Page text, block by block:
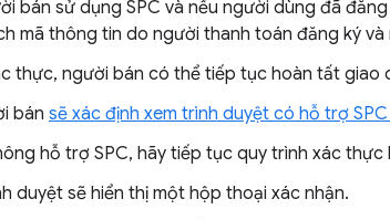
bán sử dụng SPC và nếu người dùng đã
mã thông tin do người thanh toán đăng ký
thực, người bán có thể tiếp tục hoàn tất giao
bán sẽ xác định xem trình duyệt có hỗ trợ
hỗ trợ SPC, hãy tiếp tục quy trình xác thực
duyệt sẽ hiển thị một hộp thoại xác nhận.